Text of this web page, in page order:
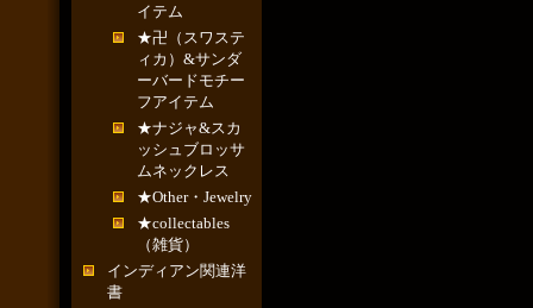
イテム
★卍（スワステ
ィカ）&サンダ
ーバードモチー
フアイテム
★ナジャ&スカ
ッシュブロッサ
ムネックレス
★Other・Jewelry
★collectables
（雑貨）
インディアン関連洋
書